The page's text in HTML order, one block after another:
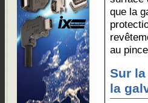
que la
au
Sur
la